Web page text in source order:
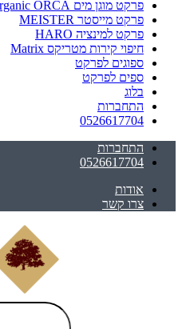
פרקט מוגן מים Organic ORCA
פרקט מייסטר MEISTER
פרקט למינציה HARO
חיפוי קירות מטריקס Matrix
ספוגים לפרקט
ספים לפרקט
בלוג
התחברות
0526617704
התחברות
0526617704
אודות
צרו קשר